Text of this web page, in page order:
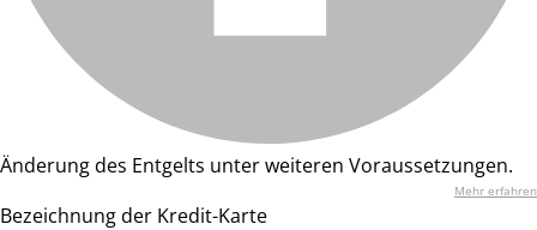
Änderung des Entgelts unter weiteren Voraussetzungen.
Mehr erfahren
Bezeichnung der Kredit-Karte